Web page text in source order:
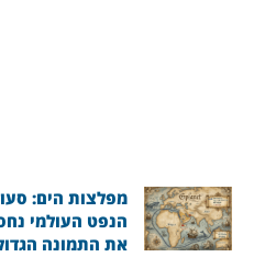
מפלצות הים:
הנפט העולמי
את התמונה